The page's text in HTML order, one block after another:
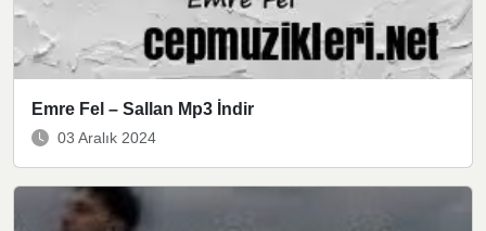
Emre Fel – Sallan Mp3 İndir
03 Aralık 2024